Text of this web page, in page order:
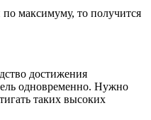
по максимуму, то получится
достижения
одновременно. Нужно
таких высоких